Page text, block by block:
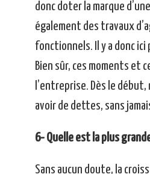
donc doter la marque
également des travaux
fonctionnels. Il y a donc
Bien sûr, ces moments et
l’entreprise. Dès le
avoir de dettes, sans
6- Quelle est la plus
Sans aucun doute, la